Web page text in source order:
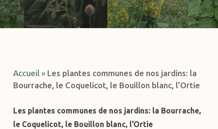
Accueil» Les plantes communes de nos jardins: la
Bourrache, le Coquelicot, le Bouillon blanc, l’Ortie
Les plantes communes de nos jardins: la Bourrache,
le Coquelicot, le Bouillon blanc, l’Ortie